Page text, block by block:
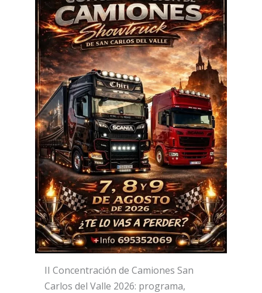
II Concentración de Camiones San
Carlos del Valle 2026: programa,